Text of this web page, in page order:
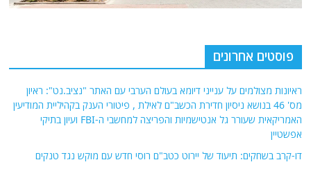
פוסטים אחרונים
ראיונות מצולמים על ענייני דיומא בעולם הערבי עם האתר "נציב.נט": ראיון
מס' 46 בנושא ניסיון חדירת הכשב"ם לאילת , פיטורי הענק בקהיליית המודיעין
האמריקאית שעורר גל אנטישמיות והפריצה למחשבי ה-FBI ועיון בתיקי
אפשטיין
דו-קרב בשחקים: תיעוד של יירוט כטב"ם רוסי חדש עם מוקש נגד טנקים